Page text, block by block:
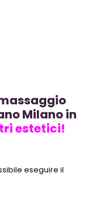
Milano in
estetici!
eseguire il